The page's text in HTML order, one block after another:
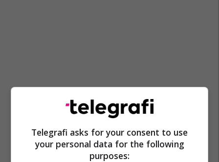
Telegrafi asks for your consent to use
your personal data for the following
purposes: